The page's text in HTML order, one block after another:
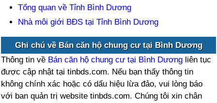
Tổng quan về Tỉnh Bình Dương
Nhà môi giới BĐS tại Tỉnh Bình Dương
Ghi chú về Bán căn hộ chung cư tại Bình Dương
Thông tin về Bán căn hộ chung cư tại Bình Dương liên tục
được cập nhật tại tinbds.com. Nếu bạn thấy thông tin
không chính xác hoặc có dấu hiệu lừa đảo, vui lòng báo
với ban quản trị website tinbds.com. Chúng tôi xin chân